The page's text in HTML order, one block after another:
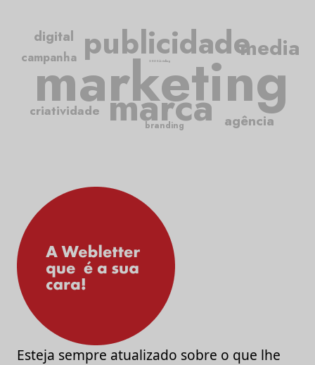
marketing
publicidade
marca
criatividade
campanha media
agência
digital
2050.briefing
branding
Esteja sempre atualizado sobre o que lhe